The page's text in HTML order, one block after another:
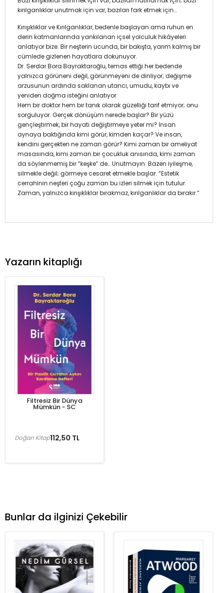
kırılganlıklar unutmak için var, bazıları fark etmek için…
Kırışıklıklar ve Kırılganlıklar, bedenle başlayan ama ruhun en
derin katmanlarında yankılanan içsel yolculuk hikâyeleri
anlatıyor bize. Bir neşterin ucunda, bir bakışta, yarım kalmış bir
cümlede gizlenen hayatlara dokunuyor.
Dr. Serdar Bora Bayraktaroğlu, temas ettiği her bedende
yalnızca görüneni değil, görünmeyeni de dinliyor; değişme
arzusunun ardında saklanan utancı, umudu, kaybı ve
yeniden doğma isteğini anlatıyor.
Hem bir doktor hem bir tanık olarak güzelliği tarif etmiyor; onu
sorguluyor. Gerçek dönüşüm nerede başlar? Bir yüzü
gençleştirmek, bir hayatı değiştirmeye yeter mi? İnsan
aynaya baktığında kimi görür, kimden kaçar? Ve insan,
kendini gerçekten ne zaman görür? Kimi zaman bir ameliyat
masasında, kimi zaman bir çocukluk anısında, kimi zaman
da söylenmemiş bir “keşke” de… Unutmayın: Bazen iyileşme,
silmekle değil; görmeye cesaret etmekle başlar. “Estetik
cerrahinin neşteri çoğu zaman bu izleri silmek için tutulur.
Zaman, yalnızca kırışıklıklar bırakmaz, kırılganlıklar da bırakır.”
Yazarın kitaplığı
Filtresiz Bir Dünya
Mümkün - SC
112,50 TL
Doğan Kitap
Bunlar da ilginizi Çekebilir